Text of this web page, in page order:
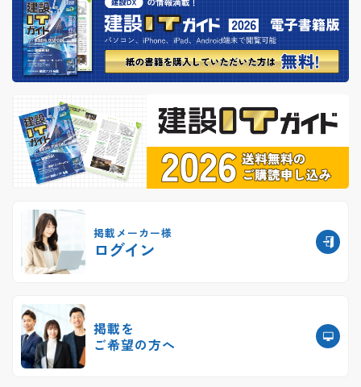
掲載メーカー様
ログイン
掲載を
ご希望の方へ